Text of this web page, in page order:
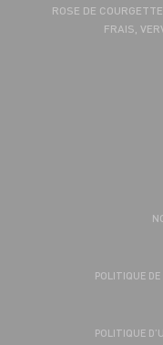
ROSE DE
FRAIS,
POLITIQUE
POLITIQUE